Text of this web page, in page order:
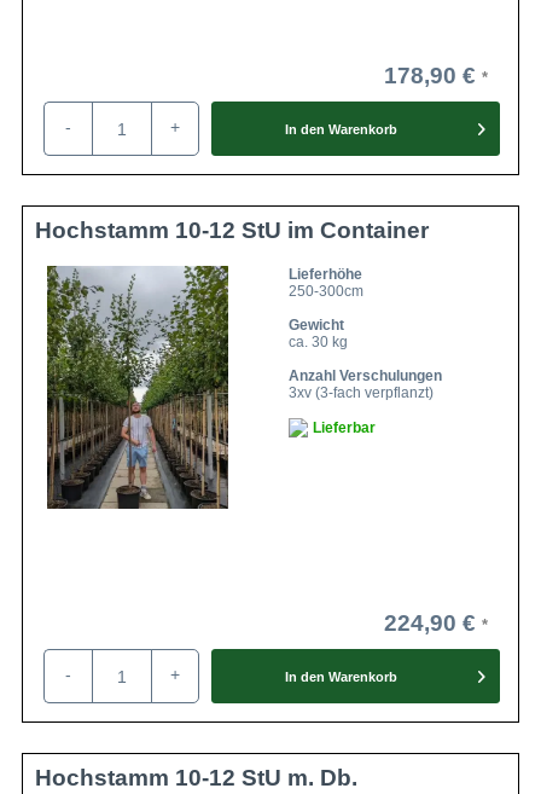
178,90 €
- + In den Warenkorb
Hochstamm 10-12 StU im Container
Lieferhöhe
250-300cm
Gewicht
ca. 30 kg
Anzahl Verschulungen
3xv (3-fach verpflanzt)
Lieferbar
224,90 €
- + In den Warenkorb
Hochstamm 10-12 StU m. Db.